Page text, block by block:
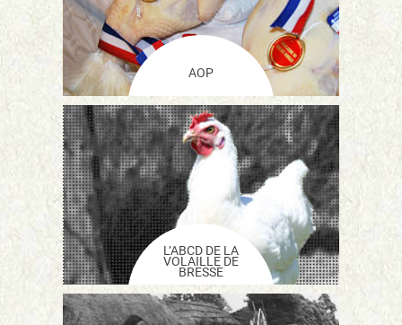
AOP
L’ABCD DE LA
VOLAILLE DE
BRESSE